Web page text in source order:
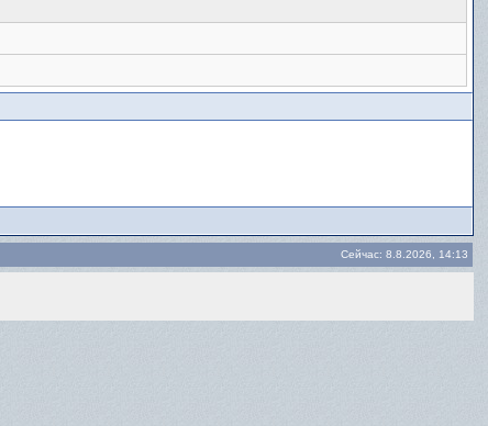
Сейчас: 8.8.2026, 14:13